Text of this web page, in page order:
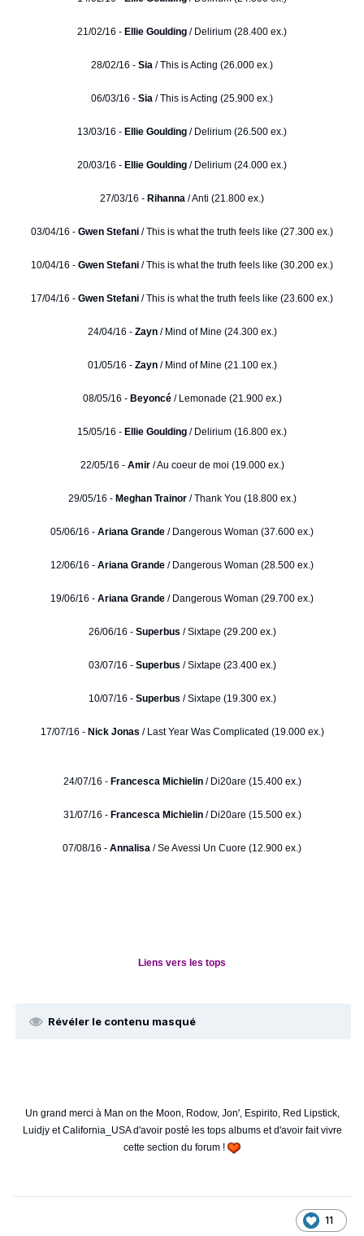
21/02/16 - Ellie Goulding / Delirium (28.400 ex.)
28/02/16 - Sia / This is Acting (26.000 ex.)
06/03/16 - Sia / This is Acting (25.900 ex.)
13/03/16 - Ellie Goulding / Delirium (26.500 ex.)
20/03/16 - Ellie Goulding / Delirium (24.000 ex.)
27/03/16 - Rihanna / Anti (21.800 ex.)
03/04/16 - Gwen Stefani / This is what the truth feels like (27.300 ex.)
10/04/16 - Gwen Stefani / This is what the truth feels like (30.200 ex.)
17/04/16 - Gwen Stefani / This is what the truth feels like (23.600 ex.)
24/04/16 - Zayn / Mind of Mine (24.300 ex.)
01/05/16 - Zayn / Mind of Mine (21.100 ex.)
08/05/16 - Beyoncé / Lemonade (21.900 ex.)
15/05/16 - Ellie Goulding / Delirium (16.800 ex.)
22/05/16 - Amir / Au coeur de moi (19.000 ex.)
29/05/16 - Meghan Trainor/ Thank You (18.800 ex.)
05/06/16 - Ariana Grande / Dangerous Woman (37.600 ex.)
12/06/16 - Ariana Grande / Dangerous Woman (28.500 ex.)
19/06/16 - Ariana Grande / Dangerous Woman (29.700 ex.)
26/06/16 - Superbus / Sixtape (29.200 ex.)
03/07/16 - Superbus / Sixtape (23.400 ex.)
10/07/16 - Superbus / Sixtape (19.300 ex.)
17/07/16 - Nick Jonas / Last Year Was Complicated (19.000 ex.)
24/07/16 - Francesca Michielin/ Di20are (15.400 ex.)
31/07/16 - Francesca Michielin/ Di20are (15.500 ex.)
07/08/16 - Annalisa / Se Avessi Un Cuore (12.900 ex.)
Liens vers les tops
Révéler le contenu masqué
Un grand merci à Man on the Moon, Rodow, Jon', Espirito, Red Lipstick,
Luidjy et California_USA d'avoir posté les tops albums et d'avoir fait vivre
cette section du forum !
11